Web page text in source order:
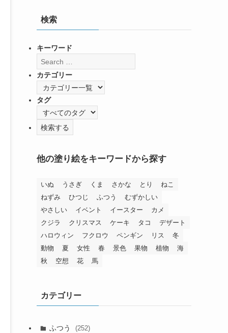
検索
キーワード
カテゴリー
タグ
他の塗り絵をキーワードから探す
いぬ うさぎ くま さかな とり
ねこ
ねずみ
ひつじ ふつう
むずかしい
やさしい
イベント イースター
カメ
クジラ
クリスマス ケーキ タコ
デザート
ハロウィン
フクロウ ペンギン リス
冬
動物
夏 女性 春 景色 果物 植物
海
秋
空想 花 馬
カテゴリー
ふつう (252)